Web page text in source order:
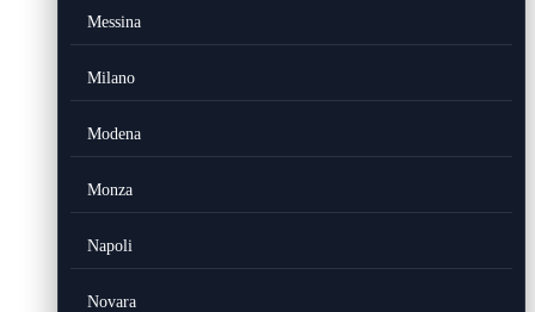
Messina
Milano
Modena
Monza
Napoli
Novara